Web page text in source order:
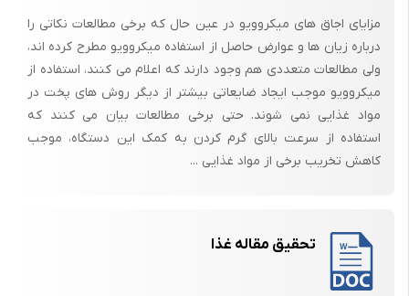
مزایای اجاق های میکروویو در عین حال که برخی مطالعات نکاتی را
درباره زیان ها و عوارض حاصل از استفاده میکروویو مطرح کرده اند،
ولی مطالعات متعددی هم وجود دارند که اعلام می کنند، استفاده از
میکروویو موجب ایجاد ضایعاتی بیشتر از دیگر روش های پخت در
مواد غذایی نمی شوند. حتی برخی مطالعات بیان می کنند که
استفاده از سرعت بالای گرم کردن به کمک این دستگاه، موجب
کاهش تخریب برخی از مواد غذایی ...
تحقیق مقاله غذا